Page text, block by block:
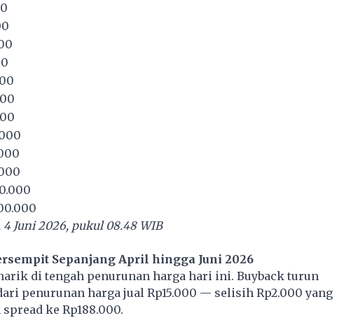
Juni 2026, pukul 08.48 WIB
Sepanjang April hingga Juni 2026
di tengah penurunan harga hari ini. Buyback turun
penurunan harga jual Rp15.000 — selisih Rp2.000 yang
ke Rp188.000.